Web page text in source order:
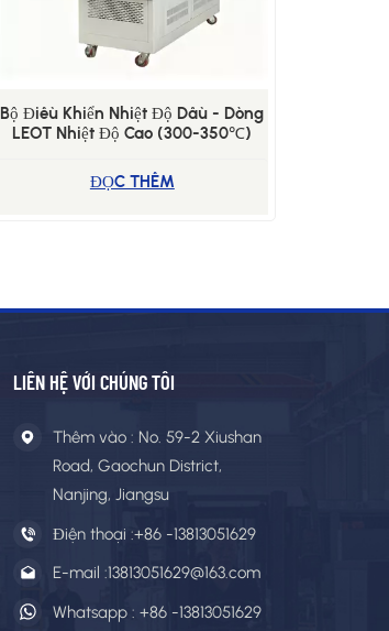
Bộ Điều Khiển Nhiệt Độ Dầu - Dòng
LEOT Nhiệt Độ Cao (300-350℃)
ĐỌC THÊM
LIÊN HỆ VỚI CHÚNG TÔI
Thêm vào : No. 59-2 Xiushan
Road, Gaochun District,
Nanjing, Jiangsu
Điện thoại :+86 -13813051629
E-mail :13813051629@163.com
Whatsapp : +86 -13813051629